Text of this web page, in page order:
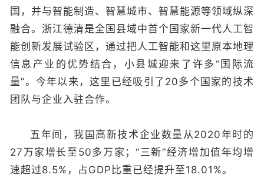
国，并与智能制造、智慧城市、智慧能源等领域纵深
融合。浙江德清是全国县域中首个国家新一代人工智
能创新发展试验区，通过把人工智能和这里原本地理
信息产业的优势结合，小县城迎来了许多“国际流
量”。今年以来，这里已经吸引了20多个国家的技术
团队与企业入驻合作。
五年间，我国高新技术企业数量从2020年时的
27万家增长至50多万家；“三新”经济增加值年均增
速超过8.5%，占GDP比重已经提升至18.01%。